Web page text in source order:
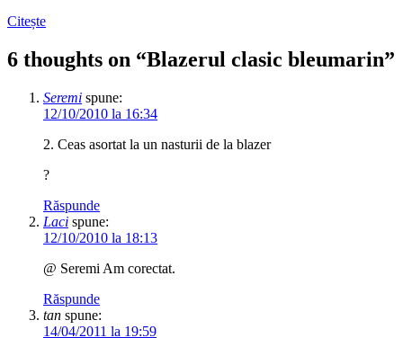
Citește
6 thoughts on “Blazerul clasic bleumarin”
Seremi spune:
12/10/2010 la 16:34
2. Ceas asortat la un nasturii de la blazer
?
Răspunde
Laci spune:
12/10/2010 la 18:13
@ Seremi Am corectat.
Răspunde
tan spune:
14/04/2011 la 19:59